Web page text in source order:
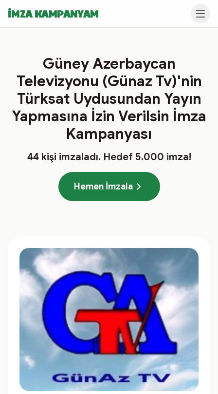
İMZA KAMPANYAM
Güney Azerbaycan
Televizyonu (Günaz Tv)'nin
Türksat Uydusundan Yayın
Yapmasına İzin Verilsin İmza
Kampanyası
44kişi imzaladı. Hedef 5.000 imza!
Hemen İmzala